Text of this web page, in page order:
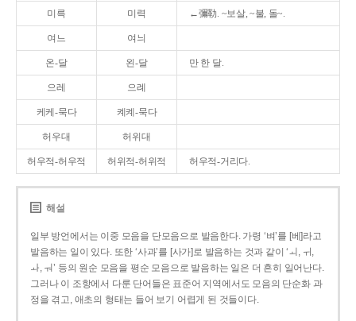
미륵 미력 ←彌勒. ~보살, ~불, 돌~.
여느 여늬
온-달 왼-달 만 한 달.
으레 으례
케케-묵다 켸켸-묵다
허우대 허위대
허우적-허우적 허위적-허위적 허우적-거리다.
해설
일부 방언에서는 이중 모음을 단모음으로 발음한다. 가령 ‘벼’를 [베]라고
발음하는 일이 있다. 또한 ‘사과’를 [사가]로 발음하는 것과 같이 ‘ㅚ, ㅟ,
ㅘ, ㅝ’ 등의 원순 모음을 평순 모음으로 발음하는 일은 더 흔히 일어난다.
그러나 이 조항에서 다룬 단어들은 표준어 지역에서도 모음의 단순화 과
정을 겪고, 애초의 형태는 들어 보기 어렵게 된 것들이다.